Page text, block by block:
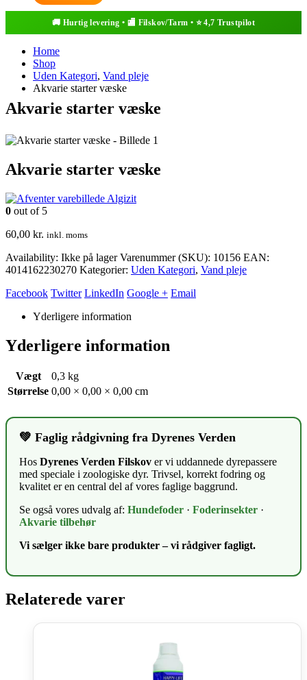
Home
Shop
Uden Kategori, Vand pleje
Akvarie starter væske
Akvarie starter væske
Akvarie starter væske
Algizit
0 out of 5
60,00 kr. inkl. moms
Availability: Ikke på lager Varenummer (SKU): 10156 EAN:
4014162230270 Kategorier: Uden Kategori, Vand pleje
Facebook Twitter LinkedIn Google + Email
Yderligere information
Yderligere information
Vægt
0,3 kg
Størrelse 0,00 × 0,00 × 0,00 cm
💚 Faglig rådgivning fra Dyrenes Verden
Hos Dyrenes Verden Filskov er vi uddannede dyrepassere
med speciale i zoologiske dyr. Trivsel, korrekt fodring og
kvalitet er en central del af vores faglige baggrund.
Se også vores udvalg af: Hundefoder · Foderinsekter ·
Akvarie tilbehør
Vi sælger ikke bare produkter – vi rådgiver fagligt.
Relaterede varer